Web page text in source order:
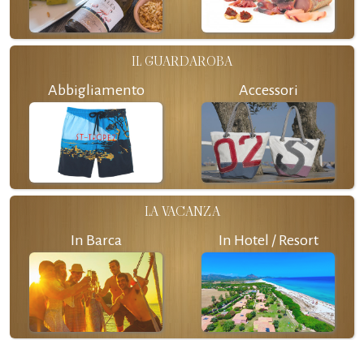
IL GUARDAROBA
Abbigliamento Accessori
LA VACANZA
In Barca In Hotel / Resort